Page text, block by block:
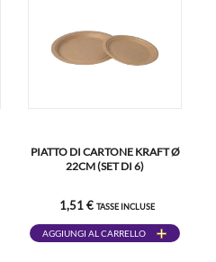
PIATTO DI CARTONE KRAFT Ø
22CM (SET DI 6)
1,51 € TASSE INCLUSE
AGGIUNGI AL CARRELLO